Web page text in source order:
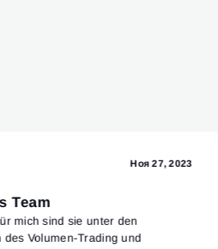
Ноя 27, 2023
Team
mich sind sie unter den
Volumen-Trading und